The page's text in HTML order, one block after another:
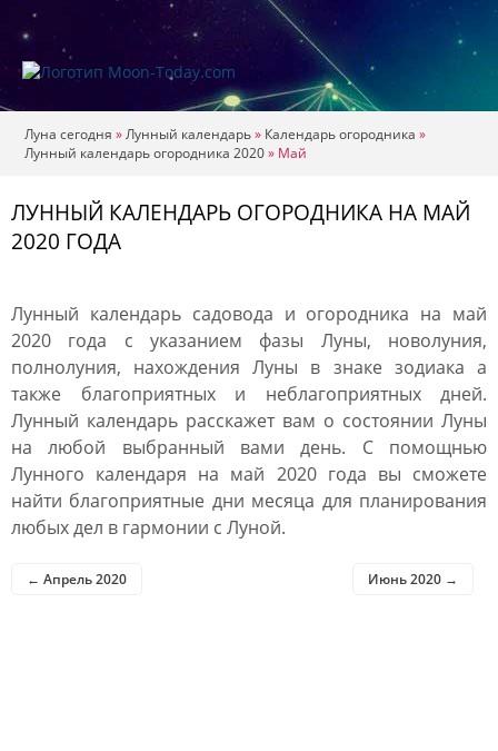
Луна сегодня »Лунный календарь» Календарь огородника »
Лунный календарь огородника 2020» Май
ЛУННЫЙ КАЛЕНДАРЬ ОГОРОДНИКА НА МАЙ
2020 ГОДА
Лунный календарь садовода и огородника на май
2020 года с указанием фазы Луны, новолуния,
полнолуния, нахождения Луны в знаке зодиака а
также благоприятных и неблагоприятных дней.
Лунный календарь расскажет вам о состоянии Луны
на любой выбранный вами день. С помощнью
Лунного календаря на май 2020 года вы сможете
найти благоприятные дни месяца для планирования
любых дел в гармонии с Луной.
← Апрель 2020 Июнь 2020 →